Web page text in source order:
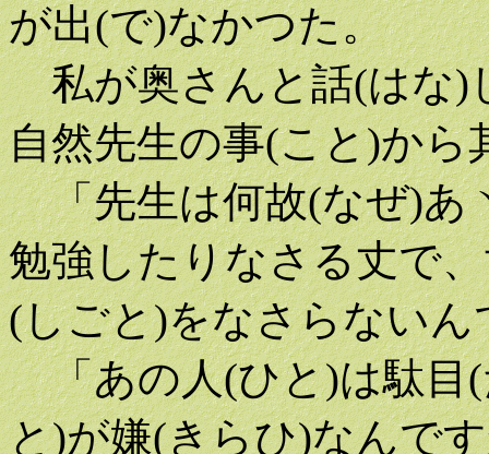
が出(で)なかつた。
私が奥さんと話(はな)
自然先生の事(こと)から
「先生は何故(なぜ)あ
勉強したりなさる丈で
(しごと)をなさらないん
「あの人(ひと)は駄目(
と)が嫌(きらひ)なんで